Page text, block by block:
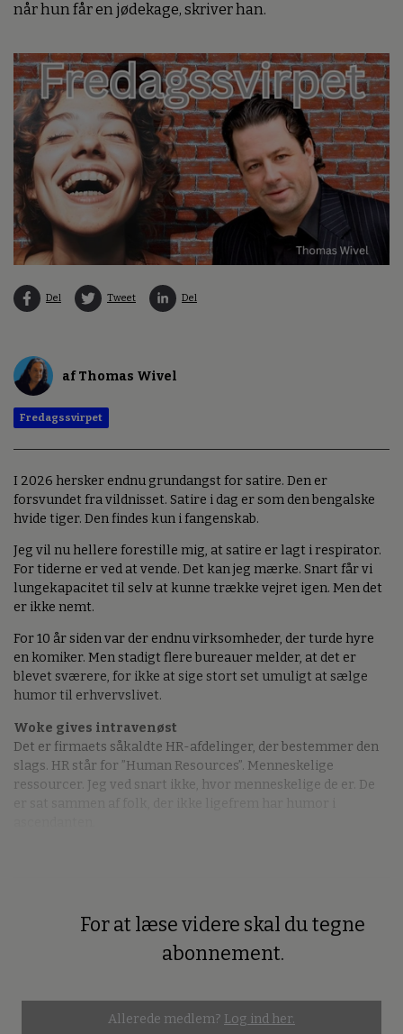
når hun får en jødekage, skriver han.
Del Tweet Del
af Thomas Wivel
Fredagssvirpet
I 2026 hersker endnu grundangst for satire. Den er
forsvundet fra vildnisset. Satire i dag er som den bengalske
hvide tiger. Den findes kun i fangenskab.
Jeg vil nu hellere forestille mig, at satire er lagt i respirator.
For tiderne er ved at vende. Det kan jeg mærke. Snart får vi
lungekapacitet til selv at kunne trække vejret igen. Men det
er ikke nemt.
For 10 år siden var der endnu virksomheder, der turde hyre
en komiker. Men stadigt flere bureauer melder, at det er
blevet sværere, for ikke at sige stort set umuligt at sælge
humor til erhvervslivet.
Woke gives intravenøst
Det er firmaets såkaldte HR-afdelinger, der bestemmer den
slags. HR står for ”Human Resources”. Menneskelige
ressourcer. Jeg ved snart ikke, hvor menneskelige de er. De
For at læse videre skal du tegne
abonnement.
Allerede medlem? Log ind her.